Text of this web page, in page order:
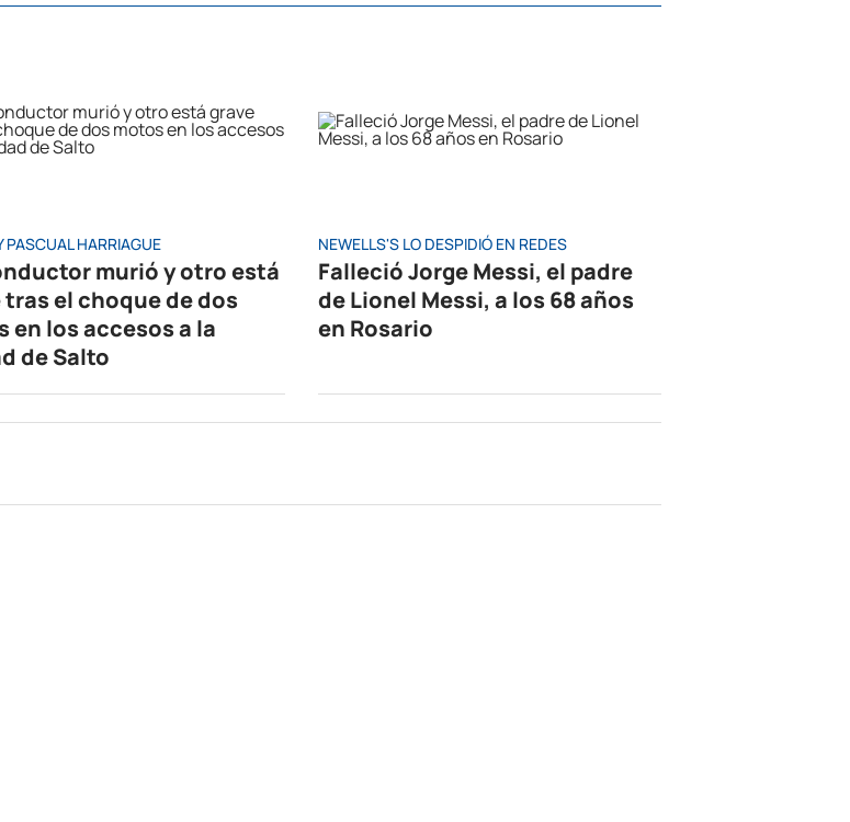
PASCUAL HARRIAGUE
murió y otro está
tras el choque de dos
en los accesos a la
de Salto
NEWELLS'S LO DESPIDIÓ EN REDES
Falleció Jorge Messi, el padre
de Lionel Messi, a los 68 años
en Rosario